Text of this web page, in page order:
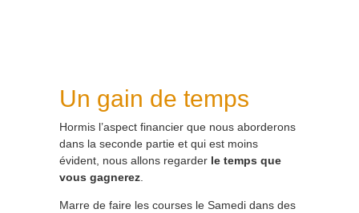
Un gain de temps
Hormis l’aspect financier que nous aborderons
dans la seconde partie et qui est moins
évident, nous allons regarder le temps que
vous gagnerez
Marre de faire les courses le Samedi dans des